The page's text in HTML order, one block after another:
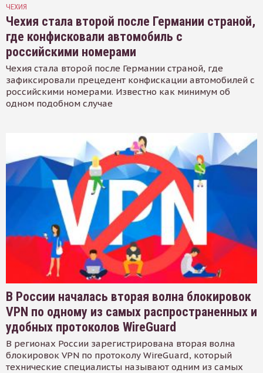
ЧЕХИЯ
Чехия стала второй после Германии страной,
где конфисковали автомобиль с
российскими номерами
Чехия стала второй после Германии страной, где
зафиксировали прецедент конфискации автомобилей с
российскими номерами. Известно как минимум об
одном подобном случае
В России началась вторая волна блокировок
VPN по одному из самых распространенных и
удобных протоколов WireGuard
В регионах России зарегистрирована вторая волна
блокировок VPN по протоколу WireGuard, который
технические специалисты называют одним из самых